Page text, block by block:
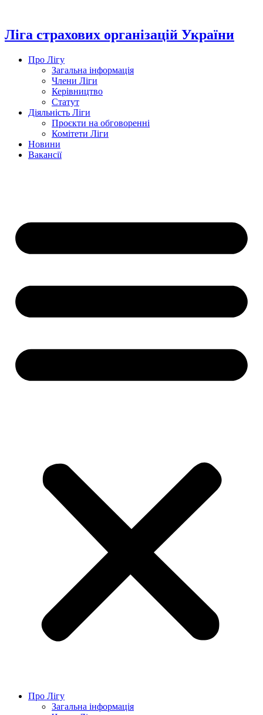
вмісту
Ліга страхових організацій України
Про Лігу
Загальна інформація
Члени Ліги
Керівництво
Статут
Діяльність Ліги
Проєкти на обговоренні
Комітети Ліги
Новини
Вакансії
Про Лігу
Загальна інформація